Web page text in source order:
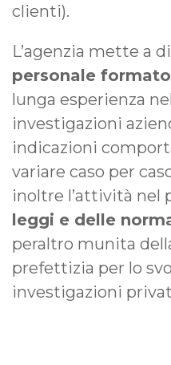
clienti).
L’agenzia mette a
personale formato
lunga esperienza
investigazioni
indicazioni
variare caso per
inoltre l’attività nel
leggi e delle
peraltro munita
prefettizia per lo
investigazioni